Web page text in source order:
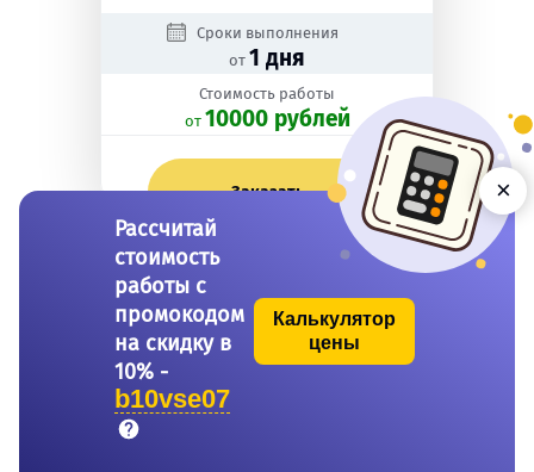
Сроки выполнения
от 1 дня
Стоимость работы
oт 10000 рублей
Заказать
Бакалаврская работа
Рассчитай
стоимость
работы с
промокодом
на скидку в
10% -
b10vse07
Калькулятор
цены
×